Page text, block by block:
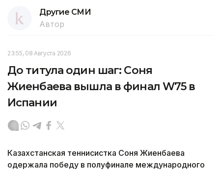
Другие СМИ
Автор
23:55, 08 Августа 2026
До титула один шаг: Соня
Жиенбаева вышла в финал W75 в
Испании
Казахстанская теннисистка Соня Жиенбаева
одержала победу в полуфинале международного